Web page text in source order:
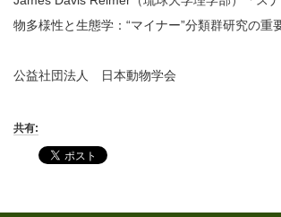
物多様性と生態学：“マイナー”分類群研究の重
公益社団法人 日本動物学会
共有: